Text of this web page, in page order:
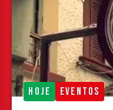
HOJE EVENTOS